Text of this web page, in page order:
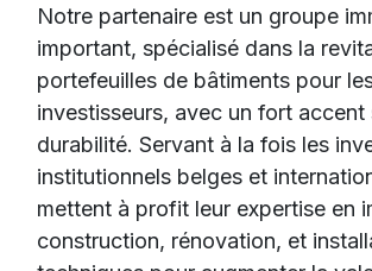
Notre partenaire est un groupe
important, spécialisé dans la
portefeuilles de bâtiments pour
investisseurs, avec un fort accent
durabilité. Servant à la fois les
institutionnels belges et
mettent à profit leur expertise en
construction, rénovation, et